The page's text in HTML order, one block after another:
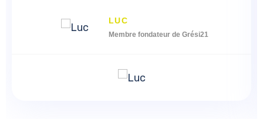
LUC
Membre fondateur de Grési21